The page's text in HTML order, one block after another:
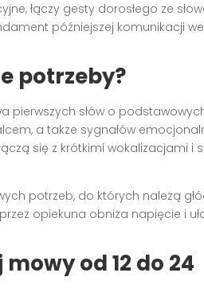
łączy gesty dorosłego ze
późniejszej komunikacji
potrzeby?
pierwszych słów o
a także sygnałów
się z krótkimi wokalizacjami i
potrzeb, do których należą
opiekuna obniża napięcie i
od 12 do 24